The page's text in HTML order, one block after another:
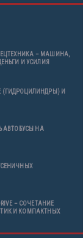
– МАШИНА,
И УСИЛИЯ
(ГИДРОЦИЛИНДРЫ) И
АВТОБУСЫ НА
– СОЧЕТАНИЕ
И КОМПАКТНЫХ